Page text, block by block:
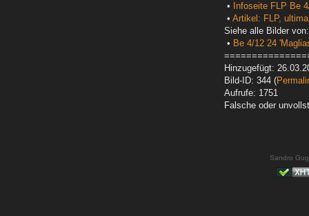
•
Infoseite FLP Be
• Artikel: FLP,
Siehe alle Bilder von:
• Be 4/12 24
Hinzugefügt:
Bild-ID: 344 (
Aufrufe: 1751
Falsche oder
Sandro